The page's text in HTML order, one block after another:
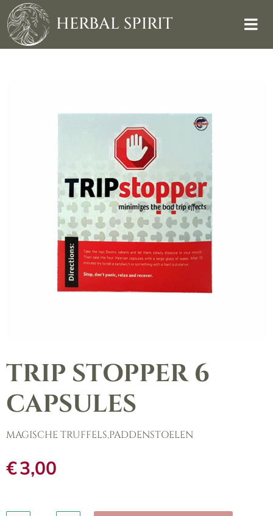
Skip
to
content
HERBAL SPIRIT
TRIP STOPPER 6
CAPSULES
MAGISCHE TRUFFELS,PADDENSTOELEN
€3,00